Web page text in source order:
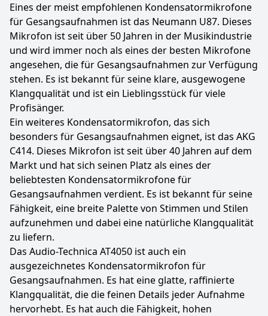
Eines der meist empfohlenen Kondensatormikrofone
für Gesangsaufnahmen ist das Neumann U87. Dieses
Mikrofon ist seit über 50 Jahren in der Musikindustrie
und wird immer noch als eines der besten Mikrofone
angesehen, die für Gesangsaufnahmen zur Verfügung
stehen. Es ist bekannt für seine klare, ausgewogene
Klangqualität und ist ein Lieblingsstück für viele
Profisänger.
Ein weiteres Kondensatormikrofon, das sich
besonders für Gesangsaufnahmen eignet, ist das AKG
C414. Dieses Mikrofon ist seit über 40 Jahren auf dem
Markt und hat sich seinen Platz als eines der
beliebtesten Kondensatormikrofone für
Gesangsaufnahmen verdient. Es ist bekannt für seine
Fähigkeit, eine breite Palette von Stimmen und Stilen
aufzunehmen und dabei eine natürliche Klangqualität
zu liefern.
Das Audio-Technica AT4050 ist auch ein
ausgezeichnetes Kondensatormikrofon für
Gesangsaufnahmen. Es hat eine glatte, raffinierte
Klangqualität, die die feinen Details jeder Aufnahme
hervorhebt. Es hat auch die Fähigkeit, hohen